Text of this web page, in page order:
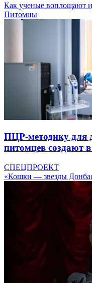
Как ученые воплощают
Питомцы
ПЦР-методику для
питомцев создают
СПЕЦПРОЕКТ
«Кошки — звезды